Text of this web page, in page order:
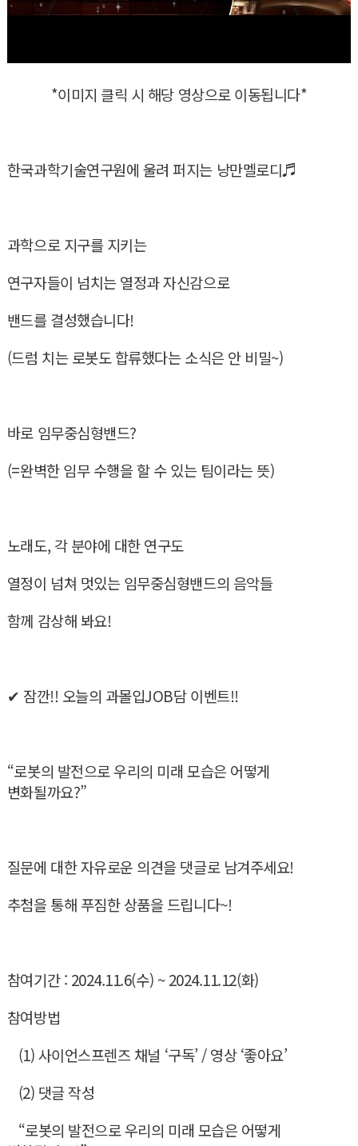
*이미지 클릭 시 해당 영상으로 이동됩니다*
한국과학기술연구원에 울려 퍼지는 낭만멜로디♬
과학으로 지구를 지키는
연구자들이 넘치는 열정과 자신감으로
밴드를 결성했습니다!
(드럼 치는 로봇도 합류했다는 소식은 안 비밀~)
바로 임무중심형밴드?
(=완벽한 임무 수행을 할 수 있는 팀이라는 뜻)
노래도, 각 분야에 대한 연구도
열정이 넘쳐 멋있는 임무중심형밴드의 음악들
함께 감상해 봐요!
✔ 잠깐!! 오늘의 과몰입JOB담 이벤트!!
“로봇의 발전으로 우리의 미래 모습은 어떻게
변화될까요?”
질문에 대한 자유로운 의견을 댓글로 남겨주세요!
추첨을 통해 푸짐한 상품을 드립니다~!
참여기간 : 2024.11.6(수) ~ 2024.11.12(화)
참여방법
(1) 사이언스프렌즈 채널 ‘구독’ / 영상 ‘좋아요’
(2) 댓글 작성
“로봇의 발전으로 우리의 미래 모습은 어떻게